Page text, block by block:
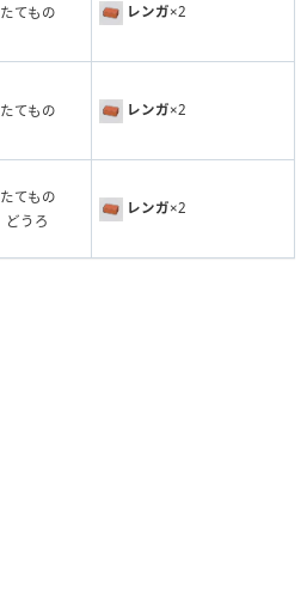
たてもの レンガ×2
たてもの レンガ×2
たてもの
どうろ
レンガ×2